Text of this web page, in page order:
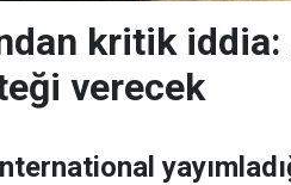
kritik
verecek